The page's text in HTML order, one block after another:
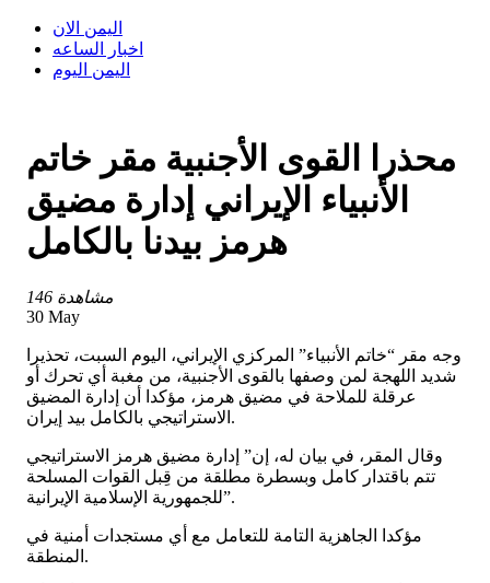
اليمن الان
اخبار الساعه
اليمن اليوم
محذرا القوى الأجنبية مقر خاتم
الأنبياء الإيراني إدارة مضيق
هرمز بيدنا بالكامل
146 مشاهدة
30 May
وجه مقر “خاتم الأنبياء” المركزي الإيراني، اليوم السبت، تحذيرا
شديد اللهجة لمن وصفها بالقوى الأجنبية، من مغبة أي تحرك أو
عرقلة للملاحة في مضيق هرمز، مؤكدا أن إدارة المضيق
الاستراتيجي بالكامل بيد إيران.
وقال المقر، في بيان له، إن” إدارة مضيق هرمز الاستراتيجي
تتم باقتدار كامل وبسطرة مطلقة من قِبل القوات المسلحة
للجمهورية الإسلامية الإيرانية”.
مؤكدا الجاهزية التامة للتعامل مع أي مستجدات أمنية في
المنطقة.